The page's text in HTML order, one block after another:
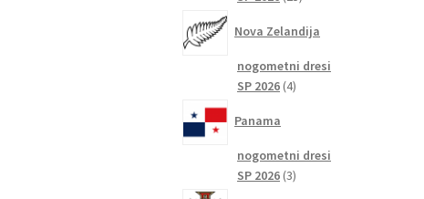
Nova Zelandija
nogometni dresi
SP 2026 44
Panama
nogometni dresi
SP 2026 33